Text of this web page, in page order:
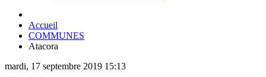
Accueil
COMMUNES
Atacora
mardi, 17 septembre 2019 15:13